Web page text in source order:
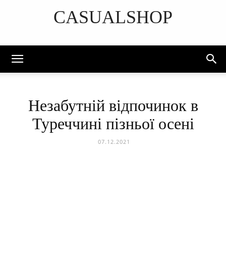
CASUALSHOP
Незабутній відпочинок в
Туреччині пізньої осені
07.12.2021